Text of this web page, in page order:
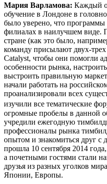
Мария Варламова: Каждый
обучение в Лондоне в
было уверено, что программы
филиалах в наилучшем виде.
стране (как это было,
команду присылают двух-
Catalyst, чтобы они помогли
особенности рынка,
выстроить правильную
начали работать на
проанализировали всех
изучили все тематические
огромные пробелы в данной
учредили ежегодную
профессионалы рынка
опытом и знакомиться друг с
прошла 10 сентября 2014
а почетными гостями стали
друзья из разных уголков
Японии, Европы.